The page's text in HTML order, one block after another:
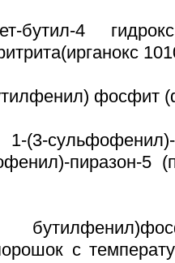
бутил-4
фосфит
(3-
пиразон-5
с